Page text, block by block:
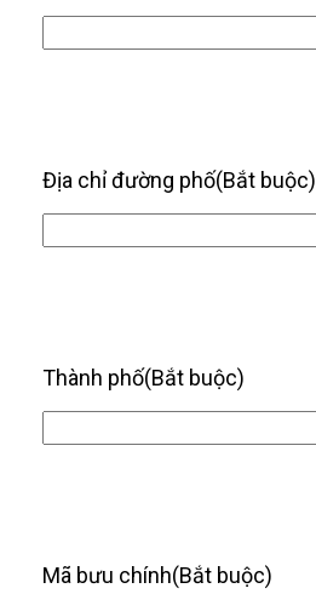
Địa chỉ đường phố(Bắt buộc)
Thành phố(Bắt buộc)
Mã bưu chính(Bắt buộc)